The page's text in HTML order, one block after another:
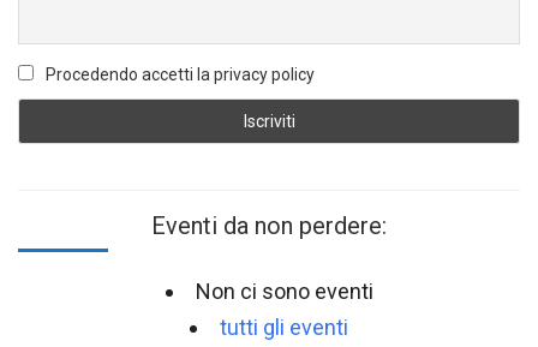
Procedendo accetti la privacy policy
Eventi da non perdere:
Non ci sono eventi
tutti gli eventi